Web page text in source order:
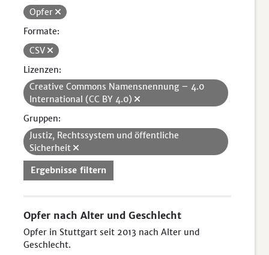
Opfer
Formate:
CSV
Lizenzen:
Creative Commons Namensnennung – 4.0
International (CC BY 4.0)
Gruppen:
Justiz, Rechtssystem und öffentliche
Sicherheit
Ergebnisse filtern
Opfer nach Alter und Geschlecht
Opfer in Stuttgart seit 2013 nach Alter und
Geschlecht.